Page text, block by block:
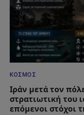
ΚΌΣΜΟΣ
Ιράν μετά τον
στρατιωτική του
επόμενοι στόχοι